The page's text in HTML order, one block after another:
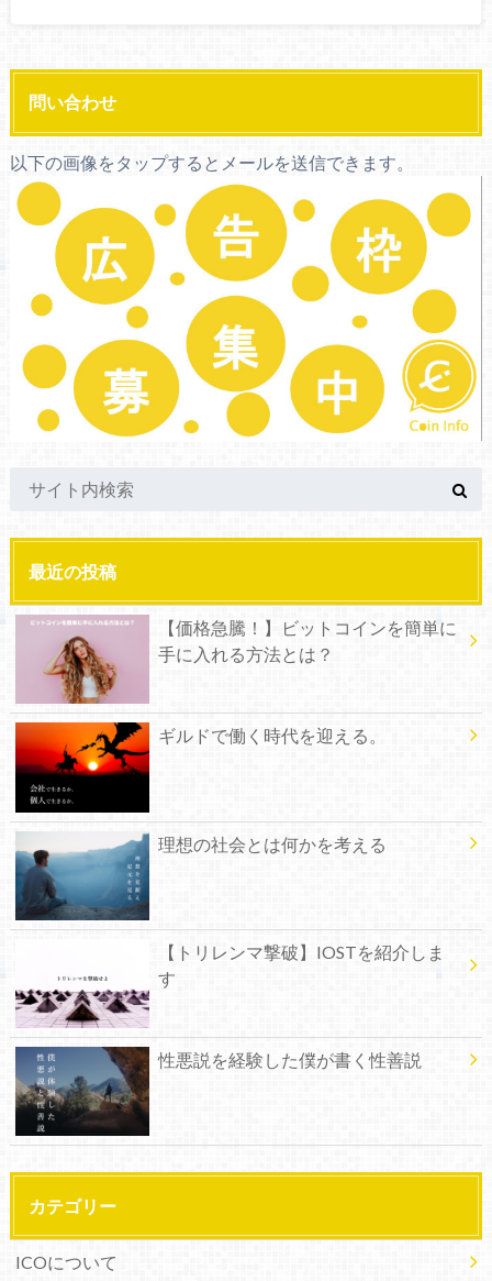
問い合わせ
以下の画像をタップするとメールを送信できます。
最近の投稿
【価格急騰！】ビットコインを簡単に
手に入れる方法とは？
ギルドで働く時代を迎える。
理想の社会とは何かを考える
【トリレンマ撃破】IOSTを紹介しま
す
性悪説を経験した僕が書く性善説
カテゴリー
ICOについて